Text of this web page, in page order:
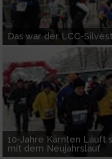
Das war der LCC-
10-Jahre Kärnten Läuft
mit dem Neujahrslauf